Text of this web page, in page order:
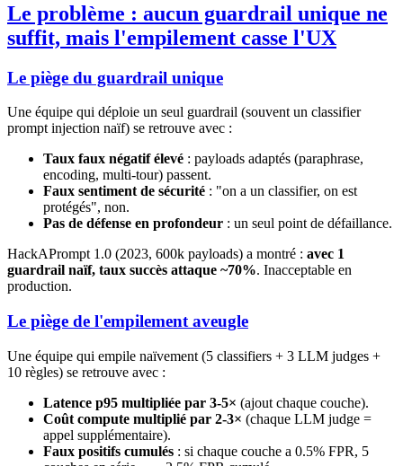
Le problème : aucun guardrail unique ne
suffit, mais l'empilement casse l'UX
Le piège du guardrail unique
Une équipe qui déploie un seul guardrail (souvent un classifier
prompt injection naïf) se retrouve avec :
Taux faux négatif élevé : payloads adaptés (paraphrase,
encoding, multi-tour) passent.
Faux sentiment de sécurité : "on a un classifier, on est
protégés", non.
Pas de défense en profondeur : un seul point de défaillance.
HackAPrompt 1.0 (2023, 600k payloads) a montré : avec 1
guardrail naïf, taux succès attaque ~70%. Inacceptable en
production.
Le piège de l'empilement aveugle
Une équipe qui empile naïvement (5 classifiers + 3 LLM judges +
10 règles) se retrouve avec :
Latence p95 multipliée par 3-5× (ajout chaque couche).
Coût compute multiplié par 2-3× (chaque LLM judge =
appel supplémentaire).
Faux positifs cumulés : si chaque couche a 0.5% FPR, 5